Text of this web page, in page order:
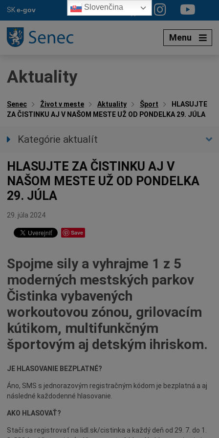
SKe-gov
Menu
Aktuality
Senec Život v meste Aktuality Šport
HLASUJTE
ZA ČISTINKU AJ V NAŠOM MESTE UŽ OD PONDELKA 29. JÚLA
Kategórie aktualít
Spravodajstvo
Parkovacia politika
Kultúra
Ocenenia
Dotácie
Doprava
Oznamy
Mestský úrad
Otázky a odpovede
Napísali o nás
Osobnosti
História
Ocenenia
Voľby
Šport
HLASUJTE ZA ČISTINKU AJ V
NAŠOM MESTE UŽ OD PONDELKA
29. JÚLA
29. júla 2024
Save
Spojme sily a vyhrajme 1 z 5
moderných mestských parkov
Čistinka vybavených
workoutovou zónou, grilovacím
kútikom, multifunkčným
športovým aj detským ihriskom.
JE HLASOVANIE BEZPLATNÉ?
Áno, SMS s jednorazovým registračným kódom je bezplatná a aj
následné každodenné hlasovanie.
AKO HLASOVAŤ?
Stačí sa registrovať na lidl.sk/cistinka a každý deň od 29. 7. do 1.
Slovenčina